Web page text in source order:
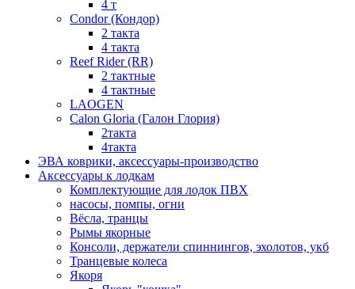
4 т
Condor (Кондор)
2 такта
4 такта
Reef Rider (RR)
2 тактные
4 тактные
LAOGEN
Calon Gloria (Галон Глория)
2такта
4такта
ЭВА коврики, аксессуары-производство
Аксессуары к лодкам
Комплектующие для лодок ПВХ
насосы, помпы, огни
Вёсла, транцы
Рымы якорные
Консоли, держатели спиннингов, эхолотов, укб
Транцевые колеса
Якоря